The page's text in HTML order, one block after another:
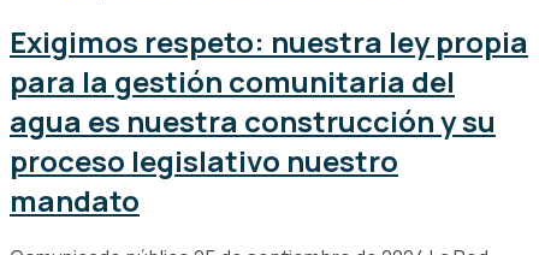
Exigimos respeto: nuestra ley propia
para la gestión comunitaria del
agua es nuestra construcción y su
proceso legislativo nuestro
mandato